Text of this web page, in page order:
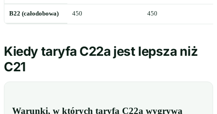
B22 (całodobowa) 450 450
Kiedy taryfa C22a jest lepsza niż
C21
Warunki, w których taryfa C22a wygrywa